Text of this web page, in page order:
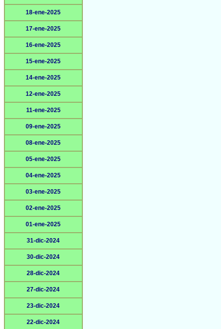
18-ene-2025
17-ene-2025
16-ene-2025
15-ene-2025
14-ene-2025
12-ene-2025
11-ene-2025
09-ene-2025
08-ene-2025
05-ene-2025
04-ene-2025
03-ene-2025
02-ene-2025
01-ene-2025
31-dic-2024
30-dic-2024
28-dic-2024
27-dic-2024
23-dic-2024
22-dic-2024